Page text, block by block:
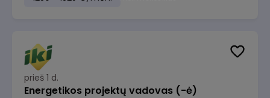
prieš 1 d.
Energetikos projektų vadovas (-ė)